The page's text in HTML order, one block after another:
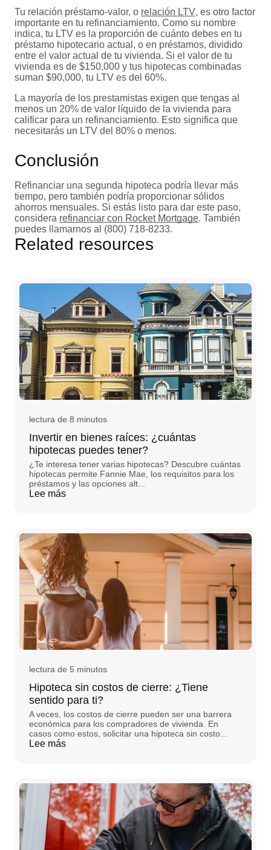
Tu relación préstamo-valor, o relación LTV, es otro factor
importante en tu refinanciamiento. Como su nombre
indica, tu LTV es la proporción de cuánto debes en tu
préstamo hipotecario actual, o en préstamos, dividido
entre el valor actual de tu vivienda. Si el valor de tu
vivienda es de $150,000 y tus hipotecas combinadas
suman $90,000, tu LTV es del 60%.
La mayoría de los prestamistas exigen que tengas al
menos un 20% de valor líquido de la vivienda para
calificar para un refinanciamiento. Esto significa que
necesitarás un LTV del 80% o menos.
Conclusión
Refinanciar una segunda hipoteca podría llevar más
tiempo, pero también podría proporcionar sólidos
ahorros mensuales. Si estás listo para dar este paso,
considera refinanciar con Rocket Mortgage. También
puedes llamarnos al (800) 718-8233.
Related resources
lectura de 8 minutos
Invertir en bienes raíces: ¿cuántas
hipotecas puedes tener?
¿Te interesa tener varias hipotecas? Descubre cuántas
hipotecas permite Fannie Mae, los requisitos para los
préstamos y las opciones alt...
Lee más
lectura de 5 minutos
Hipoteca sin costos de cierre: ¿Tiene
sentido para ti?
A veces, los costos de cierre pueden ser una barrera
económica para los compradores de vivienda. En
casos como estos, solicitar una hipoteca sin costo...
Lee más